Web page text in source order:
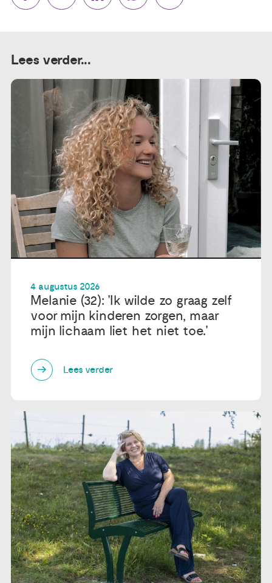
Lees verder...
4 augustus 2026
Melanie (32): 'Ik wilde zo graag zelf
voor mijn kinderen zorgen, maar
mijn lichaam liet het niet toe.'
Lees verder